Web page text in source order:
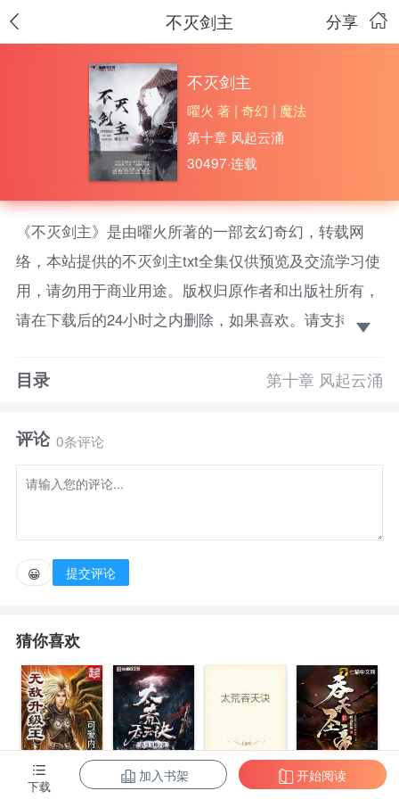
分享
不灭剑主
不灭剑主
曜火 著 |奇幻 | 魔法
第十章 风起云涌
30497·连载
《不灭剑主》是由曜火所著的一部玄幻奇幻，转载网
络，本站提供的不灭剑主txt全集仅供预览及交流学习使
用，请勿用于商业用途。版权归原作者和出版社所有，
请在下载后的24小时之内删除，如果喜欢。请支持正
吞万千众修之血气，化自身血气本源，续经脉，补丹
田。
修剑法，悟剑意，炼剑体，参剑道，凝剑域，结剑
胆，养剑心，成剑魂剑魄。
至此…
手握三尺青锋剑，天下何人不能杀！
剑气纵横三......万里，一剑光寒十九洲！【展开】
【收起】
目录 第十章 风起云涌
评论 0条评论
😀 提交评论
猜你喜欢
无敌升级王
柳无邪和徐凌
太荒吞天诀
吞天圣帝
下载
加入书架 开始阅读